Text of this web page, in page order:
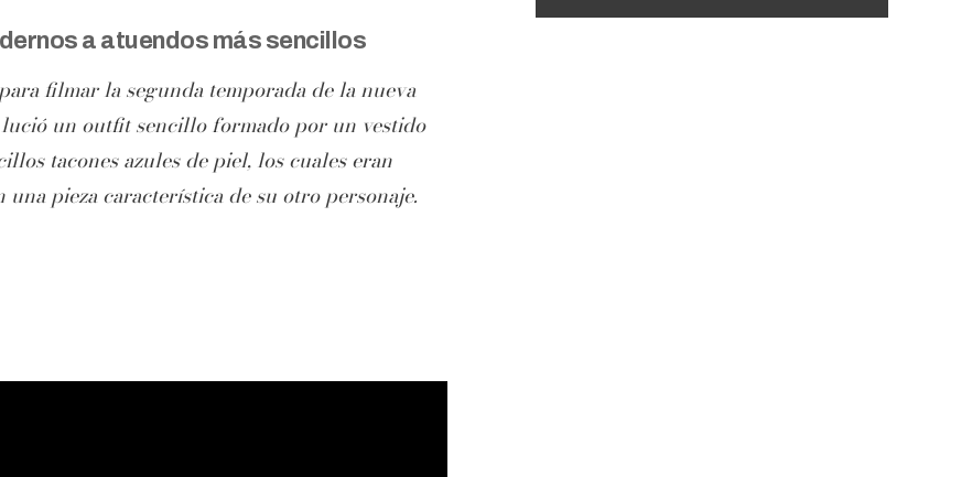
a atuendos más sencillos
filmar la segunda temporada de la nueva
un outfit sencillo formado por un vestido
tacones azules de piel, los cuales eran
pieza característica de su otro personaje.